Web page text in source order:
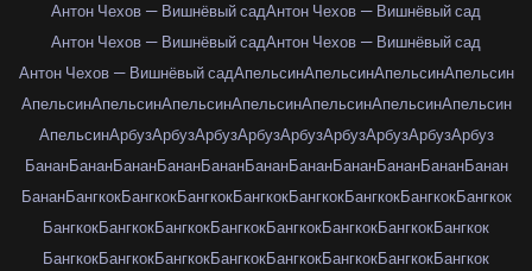
Антон Чехов — Вишнёвый садАнтон Чехов — Вишнёвый сад
Антон Чехов — Вишнёвый садАнтон Чехов — Вишнёвый сад
Антон Чехов — Вишнёвый садАпельсинАпельсинАпельсинАпельсин
АпельсинАпельсинАпельсинАпельсинАпельсинАпельсинАпельсин
АпельсинАрбузАрбузАрбузАрбузАрбузАрбузАрбузАрбузАрбуз
БананБананБананБананБананБананБананБананБананБананБанан
БананБангкокБангкокБангкокБангкокБангкокБангкокБангкокБангкок
БангкокБангкокБангкокБангкокБангкокБангкокБангкокБангкок
БангкокБангкокБангкокБангкокБангкокБангкокБангкокБангкок